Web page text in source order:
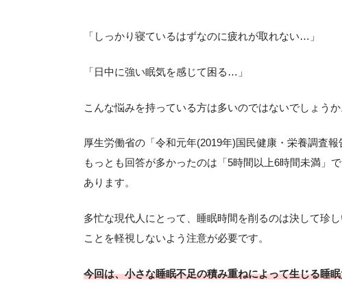
「しっかり寝ているはずなのに疲れが取れない…」
「日中に強い眠気を感じて困る…」
こんな悩みを持っている方は多いのではないでしょうか
厚生労働省の「令和元年(2019年)国民健康・栄養調査
もっとも回答が多かったのは「5時間以上6時間未満」
あります。
多忙な現代人にとって、睡眠時間を削るのは決して珍
ことを軽視しないよう注意が必要です。
今回は、小さな睡眠不足の積み重ねによって生じる睡